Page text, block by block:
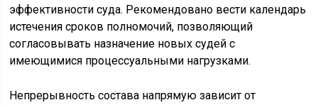
эффективности суда. Рекомендовано вести календарь
истечения сроков полномочий, позволяющий
согласовывать назначение новых судей с
имеющимися процессуальными нагрузками.
Непрерывность состава напрямую зависит от